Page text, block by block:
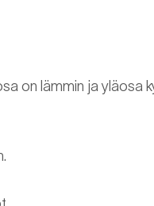
on lämmin ja yläosa